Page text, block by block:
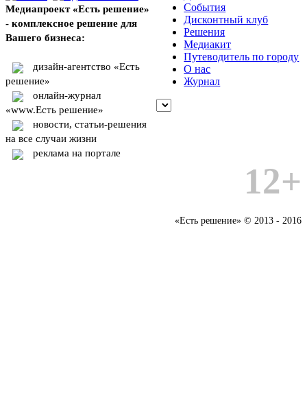
Медиапроект «Есть решение»
- комплексное решение для
Вашего бизнеса:
дизайн-агентство «Есть
решение»
онлайн-журнал
«www.Есть решение»
новости, статьи-решения
на все случаи жизни
реклама на портале
События
Дисконтный клуб
Решения
Медиакит
Путеводитель по городу
О нас
Журнал
12+
«Есть решение» © 2013 - 2016